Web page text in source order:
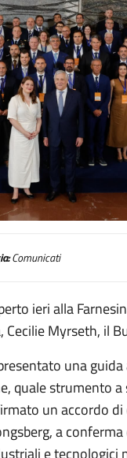
Comunicati
ieri alla
Myrseth, il
una
quale strumento
un accordo
a
e